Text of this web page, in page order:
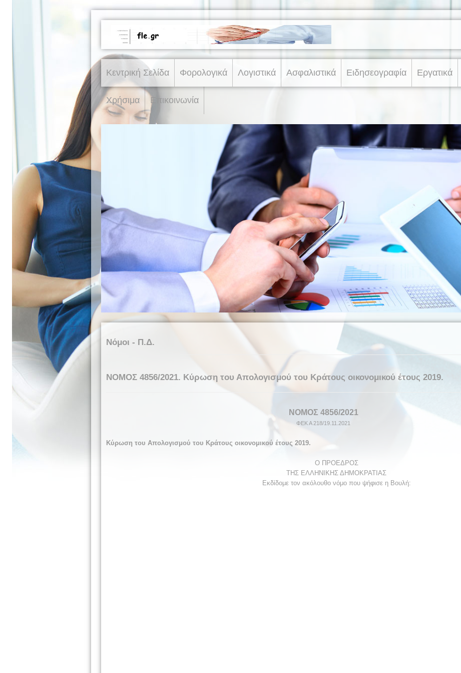
Κεντρική Σελίδα Φορολογικά Λογιστικά Ασφαλιστικά Ειδησεογραφία Εργατικά
Χρήσιμα Επικοινωνία
Νόμοι - Π.Δ.
NOMOΣ 4856/2021. Κύρωση του Απολογισμού του Κράτους οικονομικού έτους 2019.
NOMOΣ 4856/2021
ΦΕΚ Α 218/19.11.2021
Κύρωση του Απολογισμού του Κράτους οικονομικού έτους 2019.
Ο ΠΡΟΕΔΡΟΣ
ΤΗΣ ΕΛΛΗΝΙΚΗΣ ΔΗΜΟΚΡΑΤΙΑΣ
Εκδίδομε τον ακόλουθο νόμο που ψήφισε η Βουλή: